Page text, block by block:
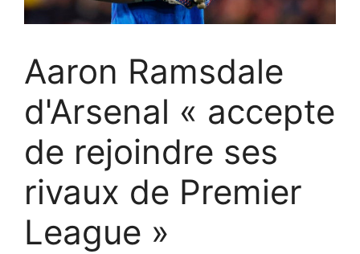
Aaron Ramsdale
d'Arsenal « accepte
de rejoindre ses
rivaux de Premier
League »